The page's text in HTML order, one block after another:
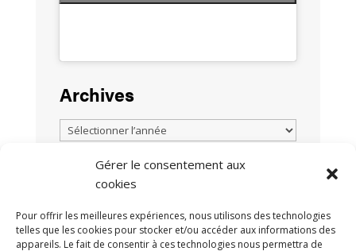
Gérer le consentement aux
cookies
Pour offrir les meilleures expériences, nous utilisons des technologies
telles que les cookies pour stocker et/ou accéder aux informations des
appareils. Le fait de consentir à ces technologies nous permettra de
Archives
TOUTES LES ACTUALITÉS